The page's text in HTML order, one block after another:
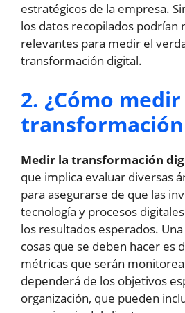
estratégicos de la empresa.
los datos recopilados podrían
relevantes para medir el
transformación digital.
2. ¿Cómo
Medir la transformación
que implica evaluar diversas
para asegurarse de que las
tecnología y procesos
los resultados esperados.
cosas que se deben hacer es
métricas que serán
dependerá de los objetivos
organización, que pueden